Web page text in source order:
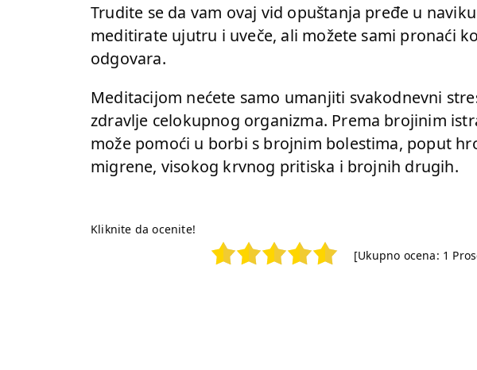
Trudite se da vam ovaj vid opuštanja pređe u
meditirate ujutru i uveče, ali možete sami pronaći
odgovara.
Meditacijom nećete samo umanjiti svakodnevni
zdravlje celokupnog organizma. Prema brojinim
može pomoći u borbi s brojnim bolestima, poput
migrene, visokog krvnog pritiska i brojnih drugih.
Kliknite da ocenite!
[Ukupno ocena: 1